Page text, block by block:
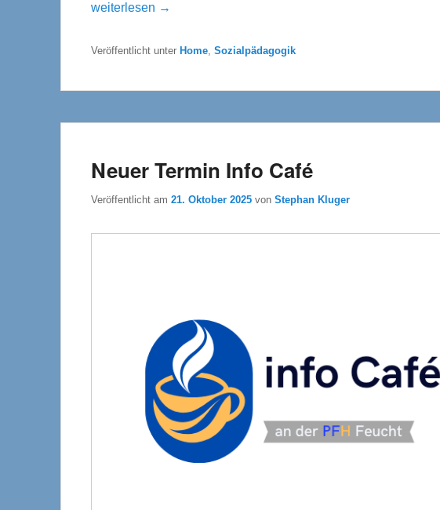
weiterlesen →
Veröffentlicht unter Home, Sozialpädagogik
Neuer Termin Info Café
Veröffentlicht am 21. Oktober 2025 von Stephan Kluger